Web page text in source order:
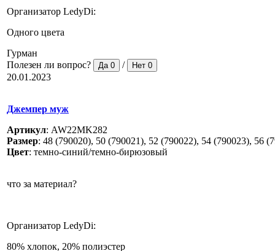
Организатор LedyDi:
Одного цвета
Гурман
Полезен ли вопрос?
Да 0 / Нет 0
20.01.2023
Джемпер муж
Артикул: AW22MK282
Размер: 48 (790020), 50 (790021), 52 (790022), 54 (790023), 56
Цвет: темно-синий/темно-бирюзовый
что за материал?
Организатор LedyDi:
80% хлопок, 20% полиэстер